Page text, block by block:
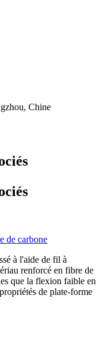
Chine
de carbone
à l'aide de fil à
renforcé en fibre de
que la flexion faible en
de plate-forme